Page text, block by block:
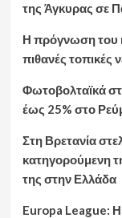
της Άγκυρας σε
Η πρόγνωση του
πιθανές τοπικές
Φωτοβολταϊκά
έως 25% στο
Στη Βρετανία
κατηγορούμενη
της στην Ελλάδα
Europa League: Η